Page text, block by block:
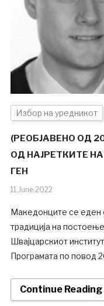
Избор на уредникот
(РЕОБЈАВЕНО ОД
ОД НАЈРЕТКИТЕ
ГЕН
11.June.2022
Македонците се еден
традиција на
Швајцарскиот
Програмата по повод
Continue